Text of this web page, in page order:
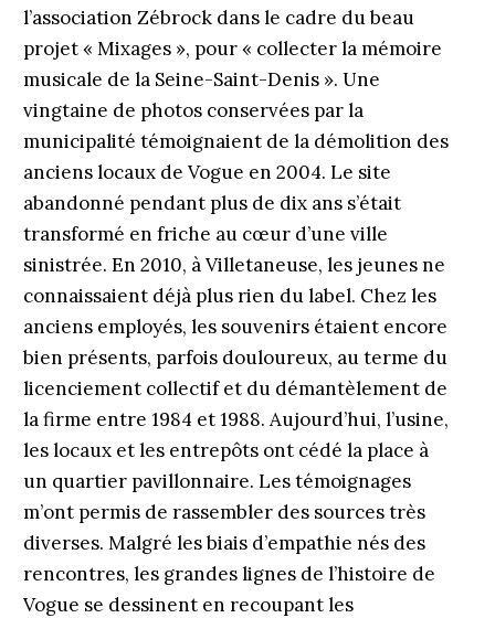
l’association Zébrock dans le cadre du beau
projet « Mixages », pour « collecter la mémoire
musicale de la Seine-Saint-Denis ». Une
vingtaine de photos conservées par la
municipalité témoignaient de la démolition des
anciens locaux de Vogue en 2004. Le site
abandonné pendant plus de dix ans s’était
transformé en friche au cœur d’une ville
sinistrée. En 2010, à Villetaneuse, les jeunes ne
connaissaient déjà plus rien du label. Chez les
anciens employés, les souvenirs étaient encore
bien présents, parfois douloureux, au terme du
licenciement collectif et du démantèlement de
la firme entre 1984 et 1988. Aujourd’hui, l’usine,
les locaux et les entrepôts ont cédé la place à
un quartier pavillonnaire. Les témoignages
m’ont permis de rassembler des sources très
diverses. Malgré les biais d’empathie nés des
rencontres, les grandes lignes de l’histoire de
Vogue se dessinent en recoupant les